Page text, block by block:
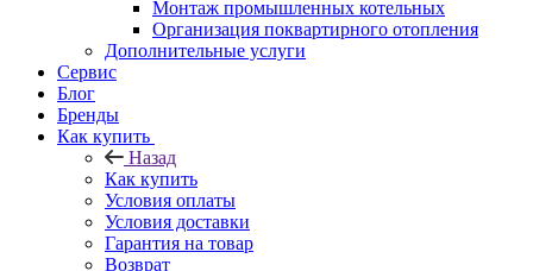
Монтаж промышленных котельных
Организация поквартирного отопления
Дополнительные услуги
Сервис
Блог
Бренды
Как купить
Назад
Как купить
Условия оплаты
Условия доставки
Гарантия на товар
Возврат